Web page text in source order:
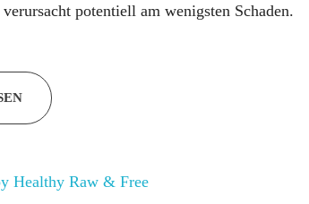
potentiell am wenigsten Schaden.